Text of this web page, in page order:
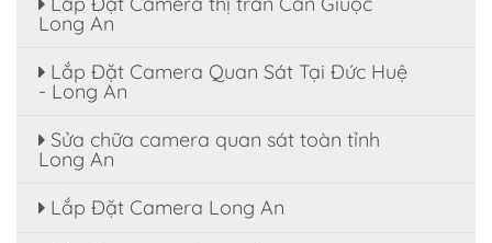
Long An
Lắp Đặt Camera Quan Sát Tại Đức Huệ
- Long An
Sửa chữa camera quan sát toàn tỉnh
Long An
Lắp Đặt Camera Long An